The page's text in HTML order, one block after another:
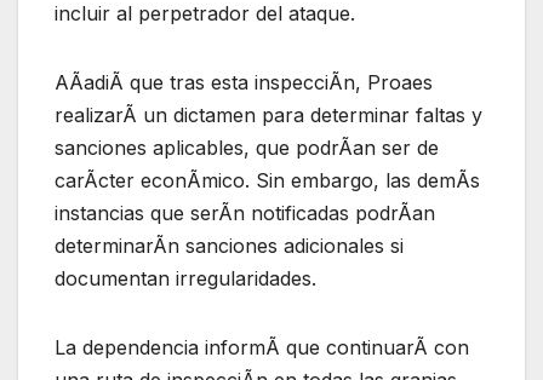
incluir al perpetrador del ataque.
AÃadiÃ que tras esta inspecciÃn, Proaes
realizarÃ un dictamen para determinar faltas y
sanciones aplicables, que podrÃan ser de
carÃcter econÃmico. Sin embargo, las demÃs
instancias que serÃn notificadas podrÃan
determinarÃn sanciones adicionales si
documentan irregularidades.
La dependencia informÃ que continuarÃ con